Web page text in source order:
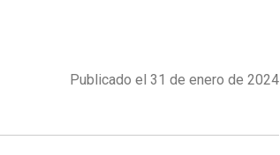
Publicado el 31 de enero de 2024